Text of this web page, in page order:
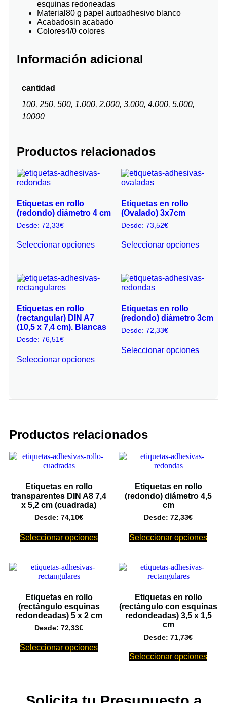
esquinas redoneadas
Material 80 g papel autoadhesivo blanco
Acabadosin acabado
Colores4/0 colores
Información adicional
cantidad
100, 250, 500, 1.000, 2.000, 3.000, 4.000, 5.000,
10000
Productos relacionados
Etiquetas en rollo
(redondo) diámetro 4 cm
Desde: 72,33€
Seleccionar opciones
Etiquetas en rollo
(Ovalado) 3x7cm
Desde:73,52€
Seleccionar opciones
Etiquetas en rollo
(rectangular) DIN A7
(10,5 x 7,4 cm). Blancas
Desde: 76,51€
Seleccionar opciones
Etiquetas en rollo
(redondo) diámetro 3cm
Desde:72,33€
Seleccionar opciones
Productos relacionados
Etiquetas en rollo
transparentes DIN A8 7,4
x 5,2 cm (cuadrada)
Desde: 74,10€
Seleccionar opciones
Etiquetas en rollo
(redondo) diámetro 4,5
cm
Desde: 72,33€
Seleccionar opciones
Etiquetas en rollo
(rectángulo esquinas
redondeadas) 5 x 2 cm
Desde: 72,33€
Seleccionar opciones
Etiquetas en rollo
(rectángulo con esquinas
redondeadas) 3,5 x 1,5
cm
Desde: 71,73€
Seleccionar opciones